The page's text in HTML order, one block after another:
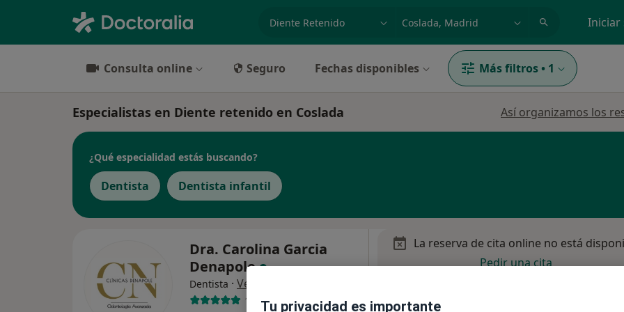
Iniciar
Consulta online Seguro Fechas disponibles Más filtros • 1
Especialistas en Diente retenido en Coslada Así organizamos los
¿Qué especialidad estás buscando?
Dentista Dentista infantil
Dra. Carolina Garcia
Denapole
Dentista · Ver más
135 opiniones
La reserva de cita online no está
Pedir una cita
Tu privacidad es importante